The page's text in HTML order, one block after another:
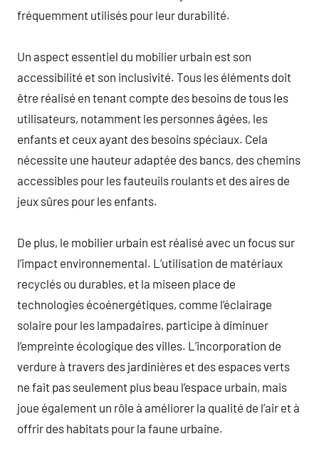
fréquemment utilisés pour leur durabilité.
Un aspect essentiel du mobilier urbain est son
accessibilité et son inclusivité. Tous les éléments doit
être réalisé en tenant compte des besoins de tous les
utilisateurs, notamment les personnes âgées, les
enfants et ceux ayant des besoins spéciaux. Cela
nécessite une hauteur adaptée des bancs, des chemins
accessibles pour les fauteuils roulants et des aires de
jeux sûres pour les enfants.
De plus, le mobilier urbain est réalisé avec un focus sur
l’impact environnemental. L’utilisation de matériaux
recyclés ou durables, et la miseen place de
technologies écoénergétiques, comme l’éclairage
solaire pour les lampadaires, participe à diminuer
l’empreinte écologique des villes. L’incorporation de
verdure à travers des jardinières et des espaces verts
ne fait pas seulement plus beau l’espace urbain, mais
joue également un rôle à améliorer la qualité de l’air et à
offrir des habitats pour la faune urbaine.